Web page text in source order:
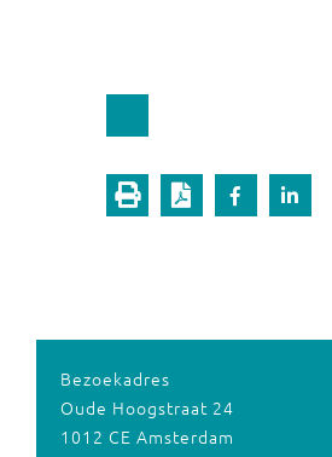
Bezoekadres
Oude Hoogstraat 24
1012 CE Amsterdam